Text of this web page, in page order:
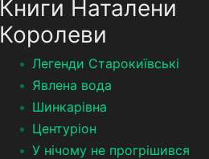
Книги Наталени
Королеви
Легенди Старокиївські
Явлена вода
Шинкарівна
Центуріон
У нічому не прогрішився